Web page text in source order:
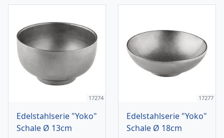
17274
Edelstahlserie "Yoko"
Schale Ø 13cm
17277
Edelstahlserie "Yoko"
Schale Ø 18cm